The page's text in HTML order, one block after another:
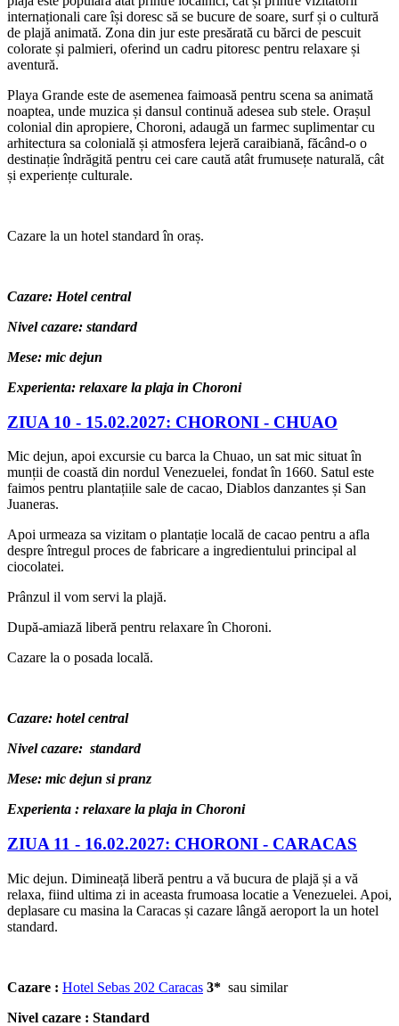
internaționali care își doresc să se bucure de soare, surf și o cultură
de plajă animată. Zona din jur este presărată cu bărci de pescuit
colorate și palmieri, oferind un cadru pitoresc pentru relaxare și
aventură.
Playa Grande este de asemenea faimoasă pentru scena sa animată
noaptea, unde muzica și dansul continuă adesea sub stele. Orașul
colonial din apropiere, Choroni, adaugă un farmec suplimentar cu
arhitectura sa colonială și atmosfera lejeră caraibiană, făcând-o o
destinație îndrăgită pentru cei care caută atât frumusețe naturală, cât
și experiențe culturale.
Cazare la un hotel standard în oraș.
Cazare: Hotel central
Nivel cazare: standard
Mese: mic dejun
Experienta: relaxare la plaja in Choroni
ZIUA 10 - 15.02.2027: CHORONI - CHUAO
Mic dejun, apoi excursie cu barca la Chuao, un sat mic situat în
munții de coastă din nordul Venezuelei, fondat în 1660. Satul este
faimos pentru plantațiile sale de cacao, Diablos danzantes și San
Juaneras.
Apoi urmeaza sa vizitam o plantație locală de cacao pentru a afla
despre întregul proces de fabricare a ingredientului principal al
ciocolatei.
Prânzul il vom servi la plajă.
După-amiază liberă pentru relaxare în Choroni.
Cazare la o posada locală.
Cazare: hotel central
Nivel cazare: standard
Mese: mic dejun si pranz
Experienta : relaxare la plaja in Choroni
ZIUA 11 - 16.02.2027: CHORONI - CARACAS
Mic dejun. Dimineață liberă pentru a vă bucura de plajă și a vă
relaxa, fiind ultima zi in aceasta frumoasa locatie a Venezuelei. Apoi,
deplasare cu masina la Caracas și cazare lângă aeroport la un hotel
standard.
Cazare : Hotel Sebas 202 Caracas 3* sau similar
Nivel cazare : Standard